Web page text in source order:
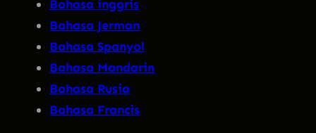
Bahasa inggris
Bahasa Jerman
Bahasa Spanyol
Bahasa Mandarin
Bahasa Rusia
Bahasa Francis